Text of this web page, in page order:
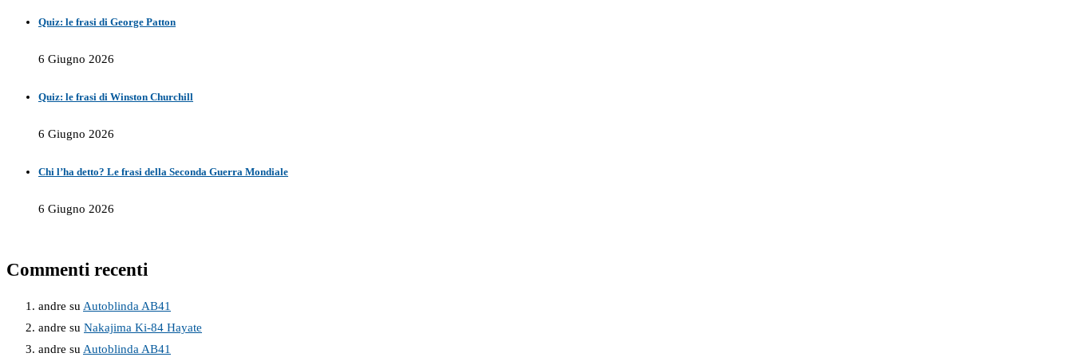
Quiz: le frasi di George Patton
6 Giugno 2026
Quiz: le frasi di Winston Churchill
6 Giugno 2026
Chi l’ha detto? Le frasi della Seconda Guerra Mondiale
6 Giugno 2026
Commenti recenti
andre su Autoblinda AB41
andre su Nakajima Ki-84 Hayate
andre su Autoblinda AB41